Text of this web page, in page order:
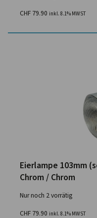
CHF 79.90 inkl. 8.1% MWST
Eierlampe 103mm
Chrom / Chrom
Nur noch 2 vorrätig
CHF 79.90 inkl. 8.1% MWST